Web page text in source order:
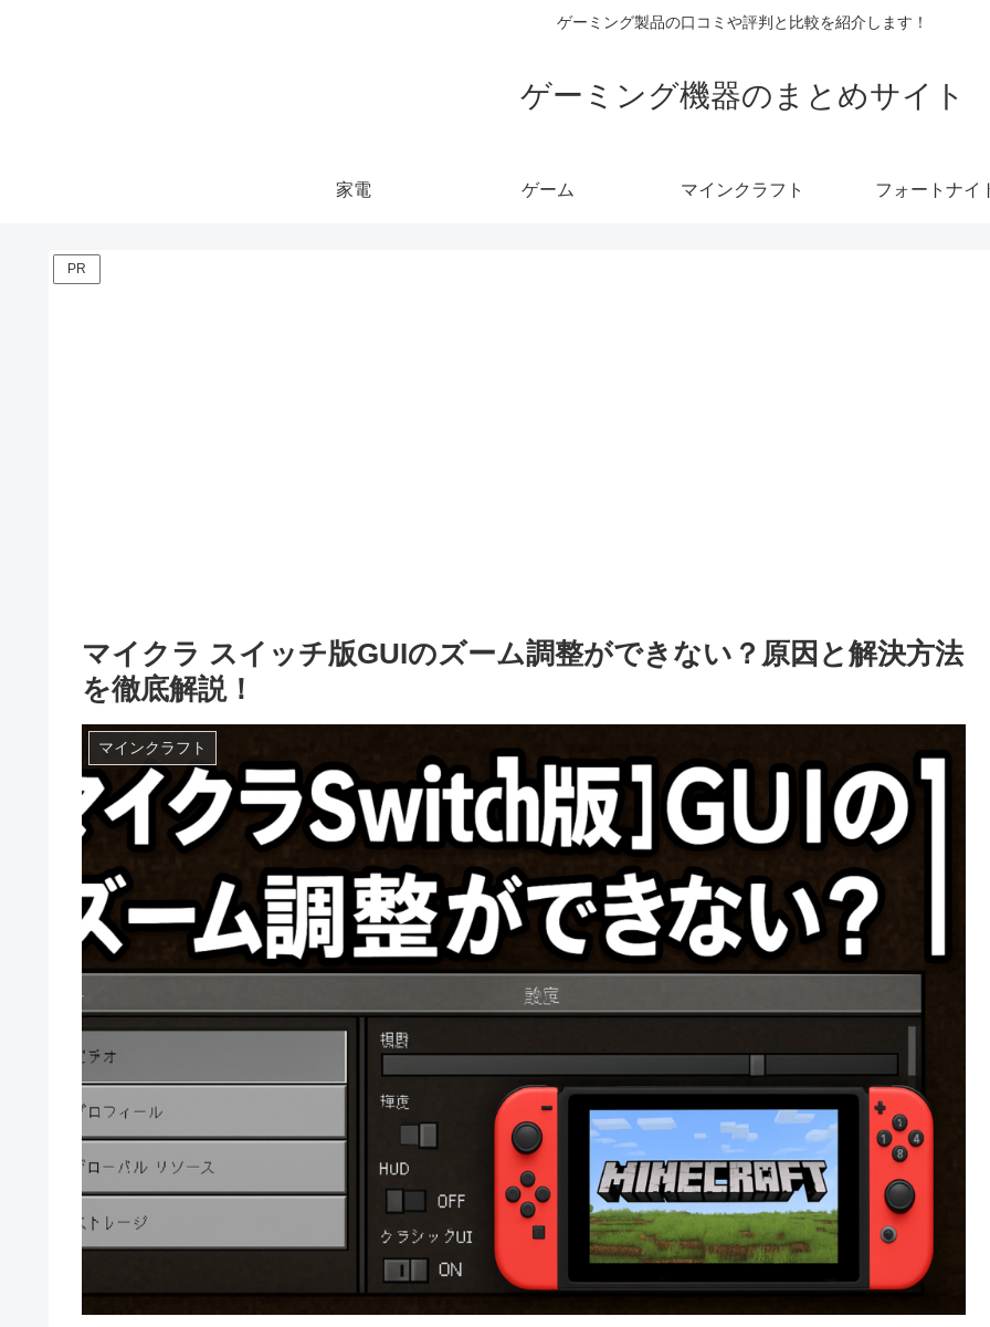
ゲーミング製品の口コミや評判と比較を紹介します！
ゲーミング機器のまとめサイト
家電 ゲーム マインクラフト フォートナイ
PR
マイクラ スイッチ版GUIのズーム調整ができない？原因と解決方法
を徹底解説！
マインクラフト